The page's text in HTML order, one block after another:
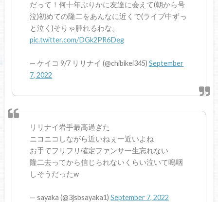
だって！何十年ぶりかに友達に会えて(朝から号
泣)初めての隆二をあんなに近くで(ライブ中ずっ
と泣く)そりゃ腫れるわな。
pic.twitter.com/DGk2PR6Deg
— ケイコ 9/7 リリナイ (@chibikei345)September
7, 2022
リリナイ岩手最高過ぎた
ニコニコしながら近いねぇー近いよね
お手てフリフリ確定ファンサ一生忘れない
隆二去ってから信じられないくらい泣いて嗚咽
しそうだったw
— sayaka (@3jsbsayaka1)September 7, 2022